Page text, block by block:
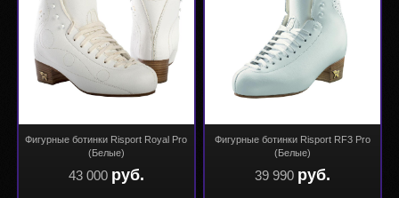
Фигурные ботинки Risport Royal Pro
(Белые)
43 000 руб.
Фигурные ботинки Risport RF3 Pro
(Белые)
39 990 руб.